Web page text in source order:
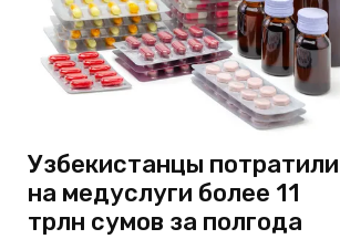
Узбекистанцы потратили
на медуслуги более 11
трлн сумов за полгода